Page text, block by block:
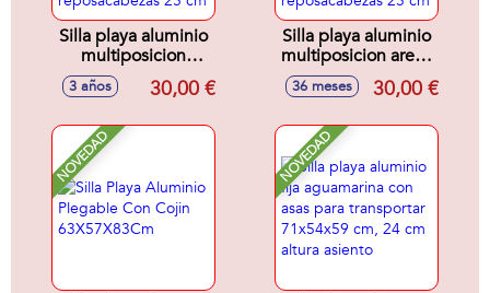
Silla playa aluminio
multiposicion
aguamarina con
asas para
81,5x63x60 cm, 22
cm altura asiento,
reposacabezas 25
cm
3 años 30,00 €
Silla playa aluminio
multiposicion arena
con asas para
transportar,
cm altura asiento,
reposacabezas 25
cm
36 meses 30,00 €
NOVEDAD NOVEDAD